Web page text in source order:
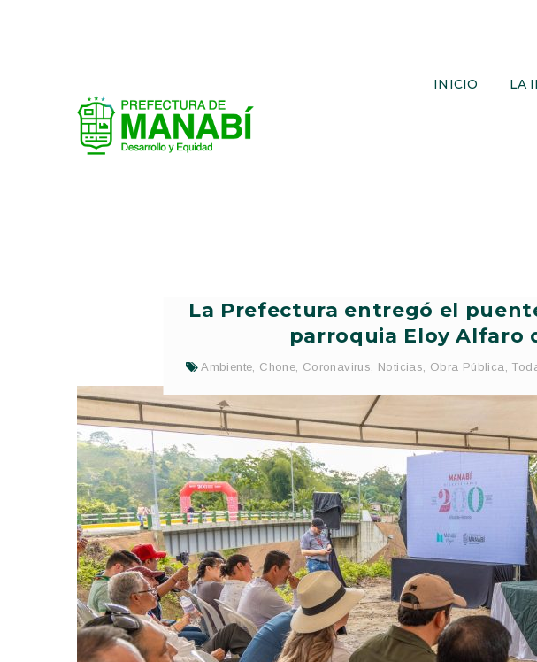
INICIO LA
La Prefectura entregó el
parroquia Eloy Alfaro
Ambiente, Chone, Coronavirus, Noticias, Obra Pública,